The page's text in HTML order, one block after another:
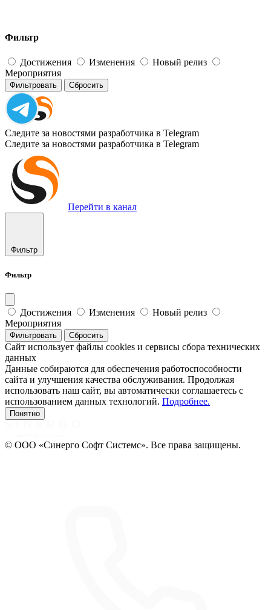
Фильтр
Достижения Изменения
Новый релиз
Мероприятия
Фильтровать Сбросить
Следите за новостями разработчика в Telegram
Следите за новостями разработчика в Telegram
Перейти в канал
Фильтр
Фильтр
Достижения Изменения
Новый релиз
Мероприятия
Фильтровать Сбросить
Сайт использует файлы cookies и сервисы сбора технических
данных
Данные собираются для обеспечения работоспособности
сайта и улучшения качества обслуживания. Продолжая
использовать наш сайт, вы автоматически соглашаетесь с
использованием данных технологий. Подробнее.
Понятно
© ООО «Синерго Софт Системс». Все права защищены.